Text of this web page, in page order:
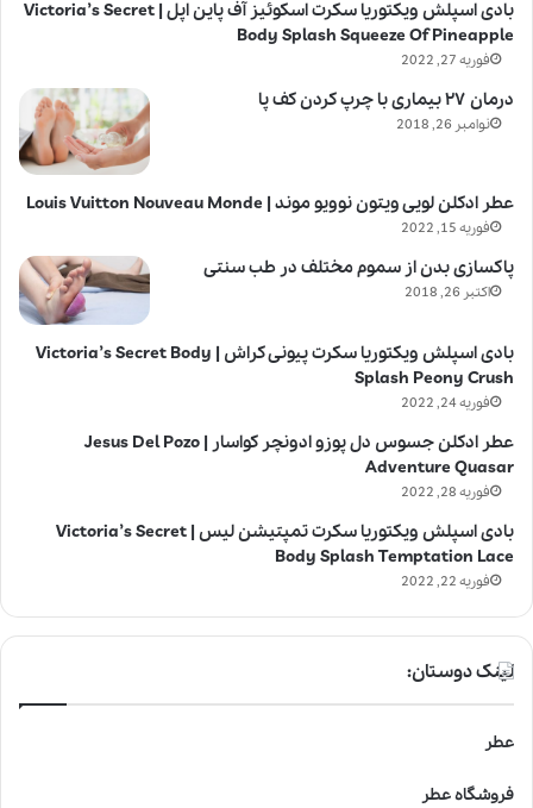
بادی اسپلش ویکتوریا سکرت اسکوئیز آف پاین اپل | Victoria’s Secret
Body Splash Squeeze Of Pineapple
فوریه 27, 2022
درمان ۲۷ بیماری با چرپ کردن کف پا
نوامبر 26, 2018
عطر ادکلن لویی ویتون نوویو موند | Louis Vuitton Nouveau Monde
فوریه 15, 2022
پاکسازی بدن از سموم مختلف در طب سنتی
اکتبر 26, 2018
بادی اسپلش ویکتوریا سکرت پیونی کراش | Victoria’s Secret Body
Splash Peony Crush
فوریه 24, 2022
عطر ادکلن جسوس دل پوزو ادونچر کواسار | Jesus Del Pozo
Adventure Quasar
فوریه 28, 2022
بادی اسپلش ویکتوریا سکرت تمپتیشن لیس | Victoria’s Secret
Body Splash Temptation Lace
فوریه 22, 2022
لینک دوستان:
عطر
فروشگاه عطر